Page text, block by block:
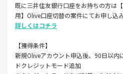
既に三井住友銀行口座をお持ちの方は
用】Olive口座切替の案件にてお申し込
詳しくはコチラ
【獲得条件】
新規Oliveアカウント申込後、90日以内
ドクレジットモード追加